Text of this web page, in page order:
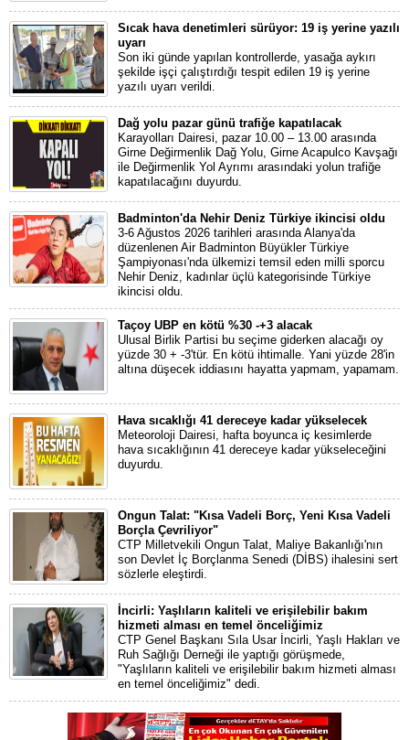
Sıcak hava denetimleri sürüyor: 19 iş yerine yazılı
uyarı
Son iki günde yapılan kontrollerde, yasağa aykırı
şekilde işçi çalıştırdığı tespit edilen 19 iş yerine
yazılı uyarı verildi.
Dağ yolu pazar günü trafiğe kapatılacak
Karayolları Dairesi, pazar 10.00 – 13.00 arasında
Girne Değirmenlik Dağ Yolu, Girne Acapulco Kavşağı
ile Değirmenlik Yol Ayrımı arasındaki yolun trafiğe
kapatılacağını duyurdu.
Badminton'da Nehir Deniz Türkiye ikincisi oldu
3-6 Ağustos 2026 tarihleri arasında Alanya'da
düzenlenen Air Badminton Büyükler Türkiye
Şampiyonası'nda ülkemizi temsil eden milli sporcu
Nehir Deniz, kadınlar üçlü kategorisinde Türkiye
ikincisi oldu.
Taçoy UBP en kötü %30 -+3 alacak
Ulusal Birlik Partisi bu seçime giderken alacağı oy
yüzde 30 + -3'tür. En kötü ihtimalle. Yani yüzde 28'in
altına düşecek iddiasını hayatta yapmam, yapamam.
Hava sıcaklığı 41 dereceye kadar yükselecek
Meteoroloji Dairesi, hafta boyunca iç kesimlerde
hava sıcaklığının 41 dereceye kadar yükseleceğini
duyurdu.
Ongun Talat: "Kısa Vadeli Borç, Yeni Kısa Vadeli
Borçla Çevriliyor"
CTP Milletvekili Ongun Talat, Maliye Bakanlığı'nın
son Devlet İç Borçlanma Senedi (DİBS) ihalesini sert
sözlerle eleştirdi.
İncirli: Yaşlıların kaliteli ve erişilebilir bakım
hizmeti alması en temel önceliğimiz
CTP Genel Başkanı Sıla Usar İncirli, Yaşlı Hakları ve
Ruh Sağlığı Derneği ile yaptığı görüşmede,
"Yaşlıların kaliteli ve erişilebilir bakım hizmeti alması
en temel önceliğimiz" dedi.